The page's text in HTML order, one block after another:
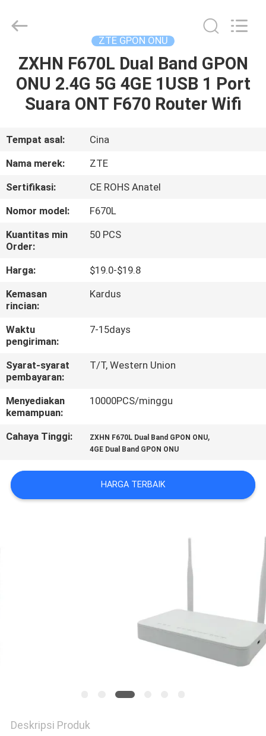
RUMAH
PRODUK
TENTANG
KAMI
TUR
PABRIK
KONTROL
KUALITAS
HUBUNGI
KAMI
PERMINTAAN
SITEMAP
PRIVACY
POLICY
LIMITED.
ZTE GPON ONU
ZXHN F670L Dual Band GPON
ONU 2.4G 5G 4GE 1USB 1 Port
Suara ONT F670 Router Wifi
Tempat asal:
Cina
Nama merek:
ZTE
Sertifikasi:
CE ROHS Anatel
Nomor model:
F670L
Kuantitas min
Order:
50 PCS
Harga:
$19.0-$19.8
Kemasan
rincian:
Kardus
Waktu
pengiriman:
7-15days
Syarat-syarat
pembayaran:
T/T, Western Union
Menyediakan
kemampuan:
10000PCS/minggu
Cahaya Tinggi: ZXHN F670L Dual Band GPON ONU,
4GE Dual Band GPON ONU
HARGA TERBAIK
Deskripsi Produk